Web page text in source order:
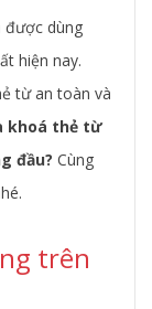
được dùng
hiện nay.
từ an toàn và
khoá thẻ từ
đầu? Cùng
trên